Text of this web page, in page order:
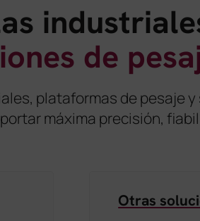
de
plataformas de pesaje
máxima precisión,
Otras